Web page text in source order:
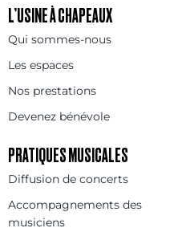
L’USINE À CHAPEAUX
Qui sommes-nous
Les espaces
Nos prestations
Devenez bénévole
PRATIQUES MUSICALES
Diffusion de concerts
Accompagnements des
musiciens